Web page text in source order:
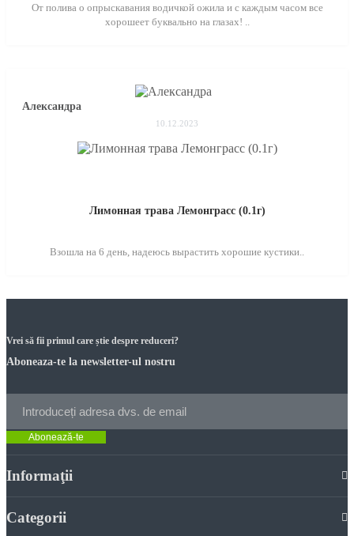
От полива о опрыскавания водичкой ожила и с каждым часом все
хорошеет буквально на глазах! ..
Александра
10.12.2023
Лимонная трава Лемонграсс (0.1г)
Взошла на 6 день, надеюсь вырастить хорошие кустики..
Vrei să fii primul care știe despre reduceri?
Aboneaza-te la newsletter-ul nostru
Abonează-te
Informaţii
Categorii